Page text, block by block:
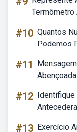
Termômetro
#10 Quantos
Podemos
#11
#12 Identifique
#13 Exercício